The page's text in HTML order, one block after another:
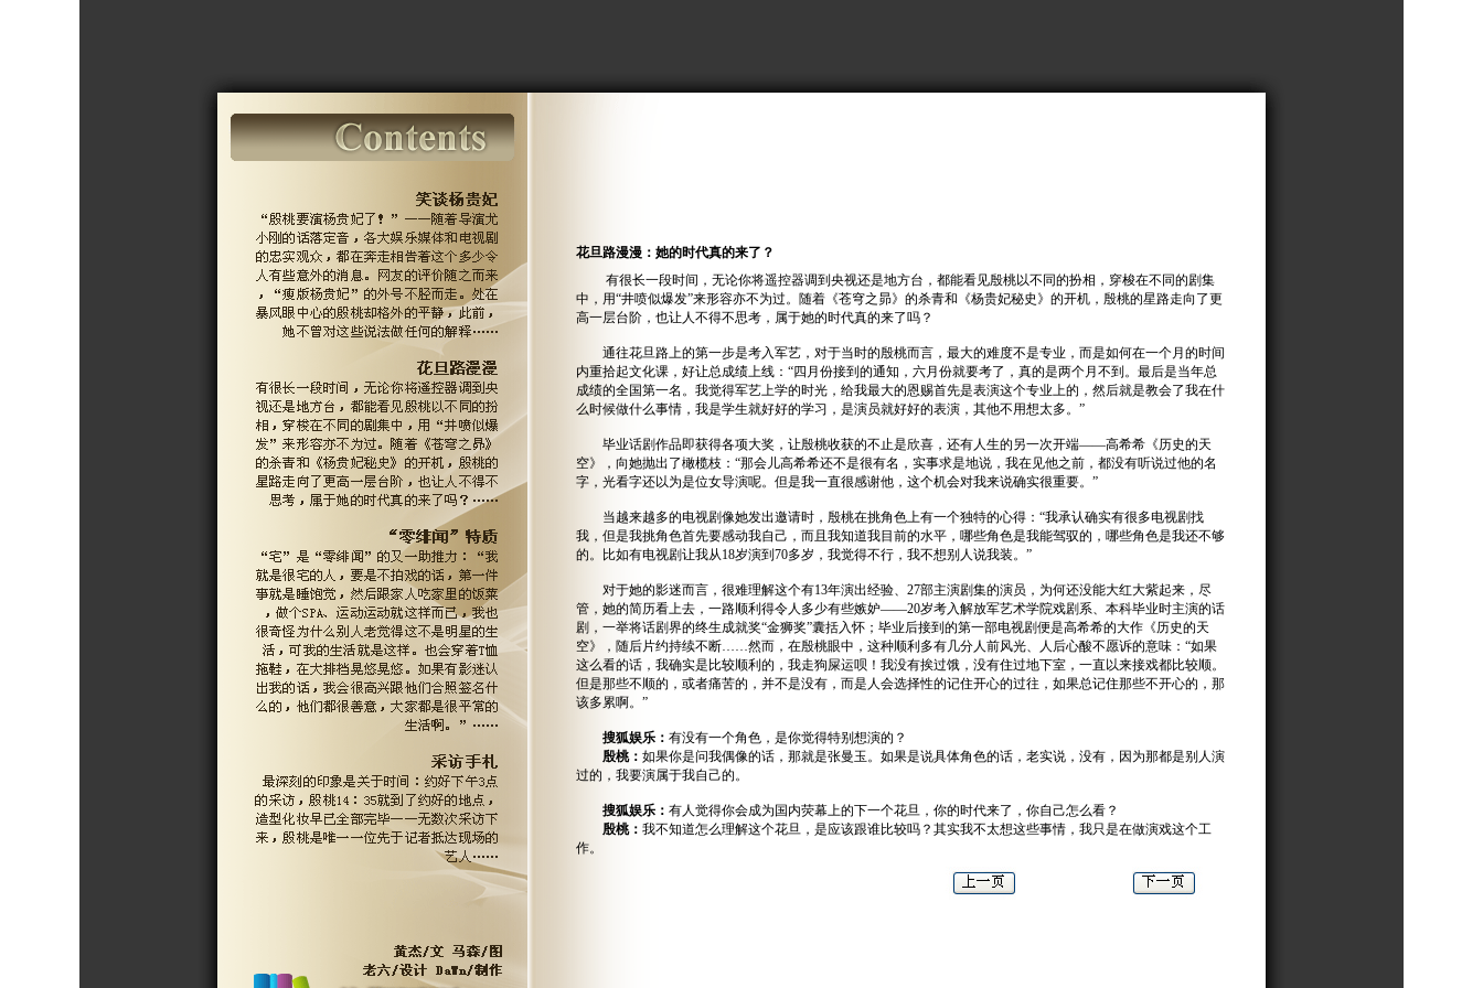
花旦路漫漫：她的时代真的来了？
有很长一段时间，无论你将遥控器调到央视还是地方台，都能看见殷桃以不同的扮相，穿梭在不同的剧集
中，用“井喷似爆发”来形容亦不为过。随着《苍穹之昴》的杀青和《杨贵妃秘史》的开机，殷桃的星路走向了更
高一层台阶，也让人不得不思考，属于她的时代真的来了吗？
通往花旦路上的第一步是考入军艺，对于当时的殷桃而言，最大的难度不是专业，而是如何在一个月的时间
内重拾起文化课，好让总成绩上线：“四月份接到的通知，六月份就要考了，真的是两个月不到。最后是当年总
成绩的全国第一名。我觉得军艺上学的时光，给我最大的恩赐首先是表演这个专业上的，然后就是教会了我在什
么时候做什么事情，我是学生就好好的学习，是演员就好好的表演，其他不用想太多。”
毕业话剧作品即获得各项大奖，让殷桃收获的不止是欣喜，还有人生的另一次开端——高希希《历史的天
空》，向她抛出了橄榄枝：“那会儿高希希还不是很有名，实事求是地说，我在见他之前，都没有听说过他的名
字，光看字还以为是位女导演呢。但是我一直很感谢他，这个机会对我来说确实很重要。”
当越来越多的电视剧像她发出邀请时，殷桃在挑角色上有一个独特的心得：“我承认确实有很多电视剧找
我，但是我挑角色首先要感动我自己，而且我知道我目前的水平，哪些角色是我能驾驭的，哪些角色是我还不够
的。比如有电视剧让我从18岁演到70多岁，我觉得不行，我不想别人说我装。”
对于她的影迷而言，很难理解这个有13年演出经验、27部主演剧集的演员，为何还没能大红大紫起来，尽
管，她的简历看上去，一路顺利得令人多少有些嫉妒——20岁考入解放军艺术学院戏剧系、本科毕业时主演的话
剧，一举将话剧界的终生成就奖“金狮奖”囊括入怀；毕业后接到的第一部电视剧便是高希希的大作《历史的天
空》，随后片约持续不断……然而，在殷桃眼中，这种顺利多有几分人前风光、人后心酸不愿诉的意味：“如果
这么看的话，我确实是比较顺利的，我走狗屎运呗！我没有挨过饿，没有住过地下室，一直以来接戏都比较顺。
但是那些不顺的，或者痛苦的，并不是没有，而是人会选择性的记住开心的过往，如果总记住那些不开心的，那
该多累啊。”
搜狐娱乐： 有没有一个角色，是你觉得特别想演的？
殷桃： 如果你是问我偶像的话，那就是张曼玉。如果是说具体角色的话，老实说，没有，因为那都是别人演
过的，我要演属于我自己的。
搜狐娱乐： 有人觉得你会成为国内荧幕上的下一个花旦，你的时代来了，你自己怎么看？
殷桃： 我不知道怎么理解这个花旦，是应该跟谁比较吗？其实我不太想这些事情，我只是在做演戏这个工
作。